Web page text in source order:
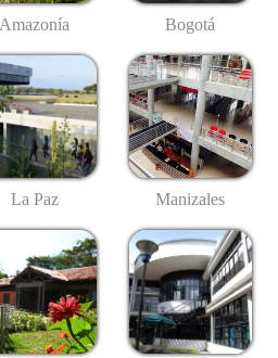
Amazonía Bogotá
La Paz Manizales